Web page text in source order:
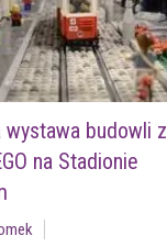
wystawa budowli z
na Stadionie